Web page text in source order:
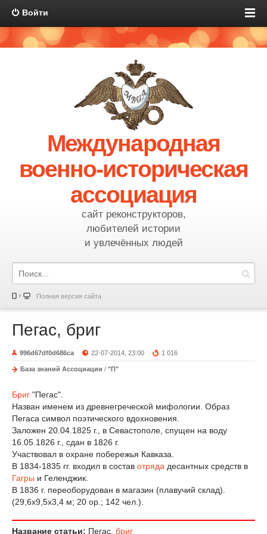
Войти
Международная
военно-историческая
ассоциация
сайт реконструкторов,
любителей истории
и увлечённых людей
Полная версия сайта
Пегас, бриг
996d67df0d686ca 22-07-2014, 23:00 1 016
База знаний Ассоциации / "П"
Бриг "Пегас".
Назван именем из древнегреческой мифологии. Образ
Пегаса символ поэтического вдохновения.
Заложен 20.04.1825 г., в Севастополе, спущен на воду
16.05.1826 г., сдан в 1826 г.
Участвовал в охране побережья Кавказа.
В 1834-1835 гг. входил в состав отряда десантных средств в
Гагры и Геленджик.
В 1836 г. переоборудован в магазин (плавучий склад).
(29,6x9,5x3,4 м; 20 ор.; 142 чел.).
Название статьи: Пегас, бриг